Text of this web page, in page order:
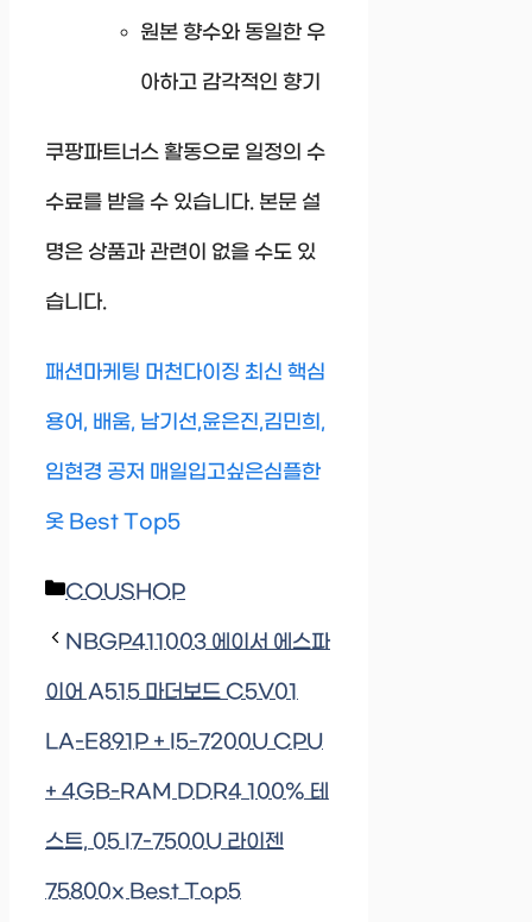
원본 향수와 동일한 우
아하고 감각적인 향기
쿠팡파트너스 활동으로 일정의 수
수료를 받을 수 있습니다. 본문 설
명은 상품과 관련이 없을 수도 있
습니다.
패션마케팅 머천다이징 최신 핵심
용어, 배움, 남기선,윤은진,김민희,
임현경 공저 매일입고싶은심플한
옷 Best Top5
Categories
COUSHOP
NBGP411003 에이서 에스파
이어 A515 마더보드 C5V01
LA-E891P + I5-7200U CPU
+ 4GB-RAM DDR4 100% 테
스트, 05 I7-7500U 라이젠
75800x Best Top5